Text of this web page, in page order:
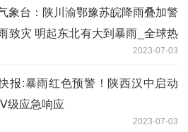
象台：陕川渝鄂豫苏皖降雨叠加警
致灾 明起东北有大到暴雨_全球热
2023-07-03
报:暴雨红色预警！陕西汉中启动
级应急响应
2023-07-03